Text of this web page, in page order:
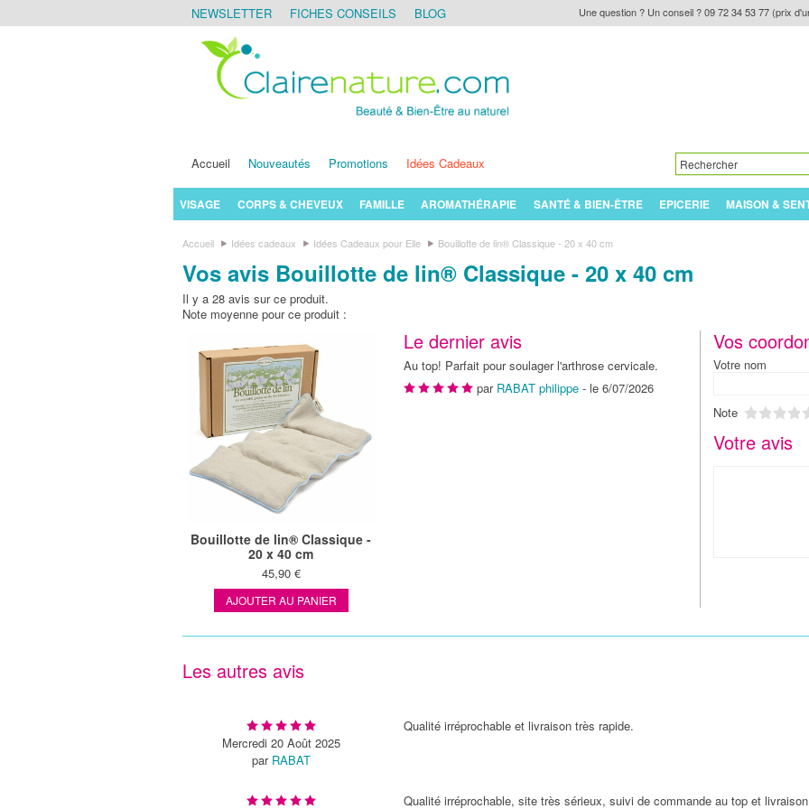
Une question ? Un conseil ? 09 72 34 53 77 (prix
NEWSLETTER FICHES CONSEILS BLOG
Accueil Nouveautés Promotions Idées Cadeaux
VISAGE CORPS & CHEVEUX FAMILLE AROMATHÉRAPIE SANTÉ & BIEN-ÊTRE EPICERIE MAISON &
Accueil Idées cadeaux Idées Cadeaux pour Elle Bouillotte de lin® Classique - 20 x 40 cm
Vos avis Bouillotte de lin® Classique - 20 x 40 cm
Il y a 28 avis sur ce produit.
Note moyenne pour ce produit :
Bouillotte de lin® Classique -
20 x 40 cm
45,90 €
AJOUTER AU PANIER
Le dernier avis
Au top! Parfait pour soulager l'arthrose cervicale.
par RABAT philippe - le 6/07/2026
Vos
Votre nom
Note 3
2
1
Votre avis
Les autres avis
Mercredi 20 Août 2025
par RABAT
Qualité irréprochable et livraison très rapide.
Qualité irréprochable, site très sérieux, suivi de commande au top et